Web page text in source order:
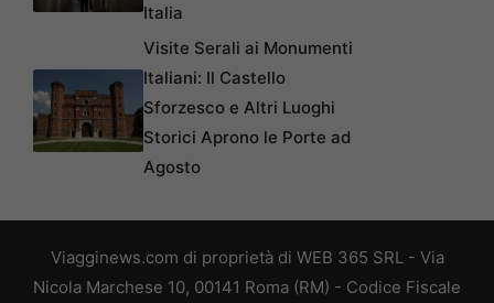
Italia
Visite Serali ai Monumenti
Italiani: Il Castello
Sforzesco e Altri Luoghi
Storici Aprono le Porte ad
Agosto
Viagginews.com di proprietà di WEB 365 SRL - Via
Nicola Marchese 10, 00141 Roma (RM) - Codice Fiscale